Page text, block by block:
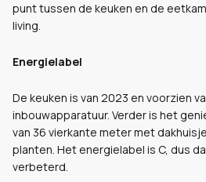
punt tussen de keuken en de
living.
Energielabel
De keuken is van 2023 en voorzien
inbouwapparatuur. Verder is het
van 36 vierkante meter met
planten. Het energielabel is C, dus
verbeterd.